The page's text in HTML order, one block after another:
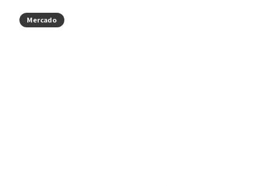
Mercado